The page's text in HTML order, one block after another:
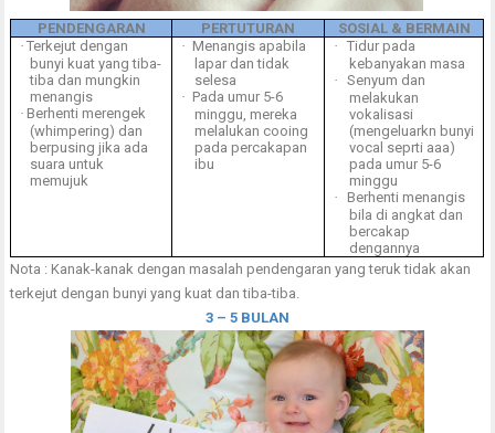
PENDENGARAN PERTUTURAN
SOSIAL & BERMAIN
· Terkejut dengan
bunyi kuat yang tiba-
tiba dan mungkin
menangis
· Berhenti merengek
(whimpering) dan
berpusing jika ada
suara untuk
memujuk
· Menangis apabila
lapar dan tidak
selesa
· Pada umur 5-6
minggu, mereka
melalukan cooing
pada percakapan
ibu
· Tidur pada
kebanyakan masa
· Senyum dan
melakukan
vokalisasi
(mengeluarkn bunyi
vocal seprti aaa)
pada umur 5-6
minggu
·
Berhenti menangis
bila di angkat dan
bercakap
dengannya
Nota : Kanak-kanak dengan masalah pendengaran yang teruk tidak akan
terkejut dengan bunyi yang kuat dan tiba-tiba.
3 – 5 BULAN